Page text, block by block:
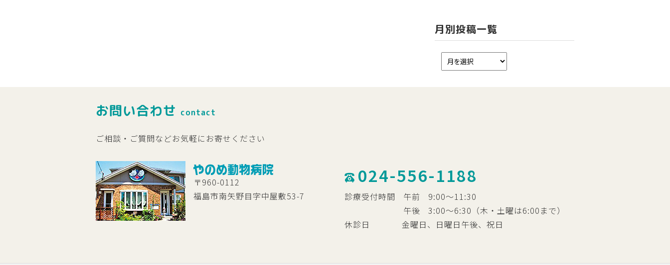
月別投稿一覧
お問い合わせ contact
ご相談・ご質問などお気軽にお寄せください
〒960-0112
福島市南矢野目字中屋敷53-7
024-556-1188
診療受付時間 午前
9:00～11:30
午後
3:00～6:30（木・土曜は6:00まで）
休診日
金曜日、日曜日午後、祝日